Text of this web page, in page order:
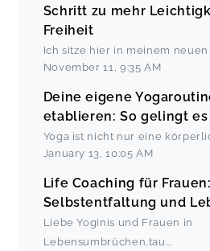
Schritt zu mehr
Freiheit
Ich sitze hier in meinem
November 11
9:35 AM
Deine eigene
etablieren: So gelingt
Yoga ist nicht nur eine
January 13 ,10:05 AM
Life Coaching für
Selbstentfaltung und
Liebe Yoginis und Frauen in
Lebensumbrüchen,tau ...